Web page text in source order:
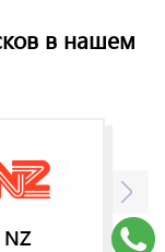
в нашем
NZ